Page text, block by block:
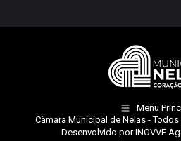
Menu
Câmara Municipal de Nelas - Todos
Desenvolvido porINOVVE